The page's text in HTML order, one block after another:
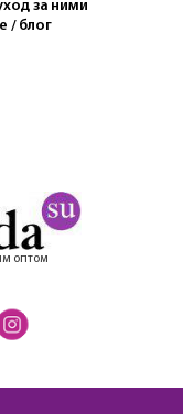
за ними
/ блог
оптом